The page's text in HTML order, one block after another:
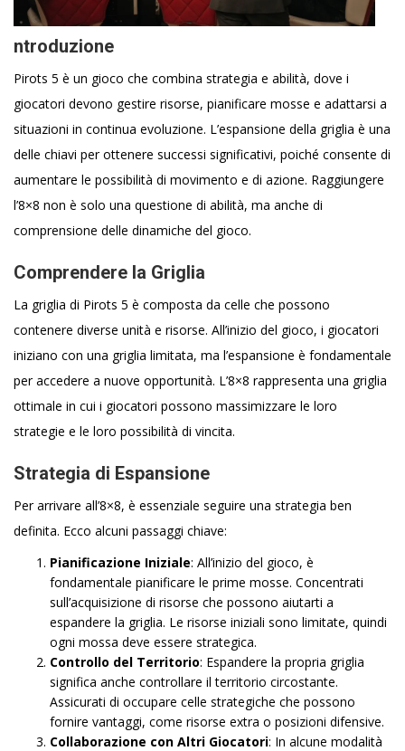
ntroduzione
Pirots 5 è un gioco che combina strategia e abilità, dove i
giocatori devono gestire risorse, pianificare mosse e adattarsi a
situazioni in continua evoluzione. L’espansione della griglia è una
delle chiavi per ottenere successi significativi, poiché consente di
aumentare le possibilità di movimento e di azione. Raggiungere
l’8×8 non è solo una questione di abilità, ma anche di
comprensione delle dinamiche del gioco.
Comprendere la Griglia
La griglia di Pirots 5 è composta da celle che possono
contenere diverse unità e risorse. All’inizio del gioco, i giocatori
iniziano con una griglia limitata, ma l’espansione è fondamentale
per accedere a nuove opportunità. L’8×8 rappresenta una griglia
ottimale in cui i giocatori possono massimizzare le loro
strategie e le loro possibilità di vincita.
Strategia di Espansione
Per arrivare all’8×8, è essenziale seguire una strategia ben
definita. Ecco alcuni passaggi chiave:
Pianificazione Iniziale: All’inizio del gioco, è
fondamentale pianificare le prime mosse. Concentrati
sull’acquisizione di risorse che possono aiutarti a
espandere la griglia. Le risorse iniziali sono limitate, quindi
ogni mossa deve essere strategica.
Controllo del Territorio: Espandere la propria griglia
significa anche controllare il territorio circostante.
Assicurati di occupare celle strategiche che possono
fornire vantaggi, come risorse extra o posizioni difensive.
Collaborazione con Altri Giocatori: In alcune modalità